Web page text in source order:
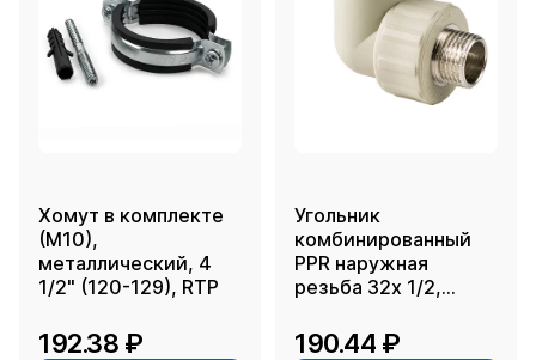
Хомут в комплекте
(М10),
металлический, 4
1/2" (120-129), RTP
192.38 ₽
Угольник
комбинированный
PPR наружная
резьба 32х 1/2,
190.44 ₽